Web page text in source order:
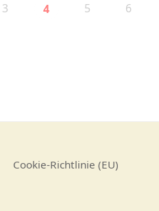
3 4 5 6
Cookie-Richtlinie (EU)